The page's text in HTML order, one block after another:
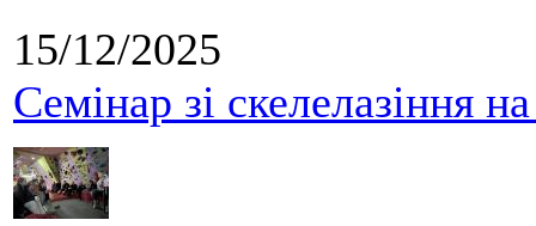
15/12/2025
Семінар зі скелелазіння